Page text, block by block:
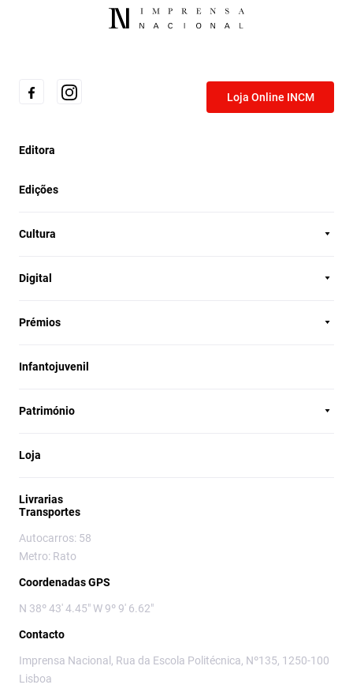
Loja Online INCM
Editora
Edições
Cultura
Digital
Prémios
Infantojuvenil
Património
Loja
Livrarias
Transportes
Autocarros: 58
Metro: Rato
Coordenadas GPS
N 38º 43' 4.45" W 9º 9' 6.62"
Contacto
Imprensa Nacional, Rua da Escola Politécnica, Nº135, 1250-100
Lisboa